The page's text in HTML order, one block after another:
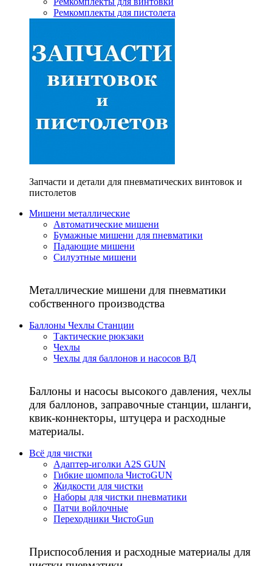
Ремкомплекты для пистолета
Запчасти и детали для пневматических винтовок и
пистолетов
Мишени металлические
Автоматические мишени
Бумажные мишени для пневматики
Падающие мишени
Силуэтные мишени
Металлические мишени для пневматики
собственного производства
Баллоны Чехлы Станции
Тактические рюкзаки
Чехлы
Чехлы для баллонов и насосов ВД
Баллоны и насосы высокого давления, чехлы
для баллонов, заправочные станции, шланги,
квик-коннекторы, штуцера и расходные
материалы.
Всё для чистки
Адаптер-иголки A2S GUN
Гибкие шомпола ЧистоGUN
Жидкости для чистки
Наборы для чистки пневматики
Патчи войлочные
Переходники ЧистоGun
Приспособления и расходные материалы для